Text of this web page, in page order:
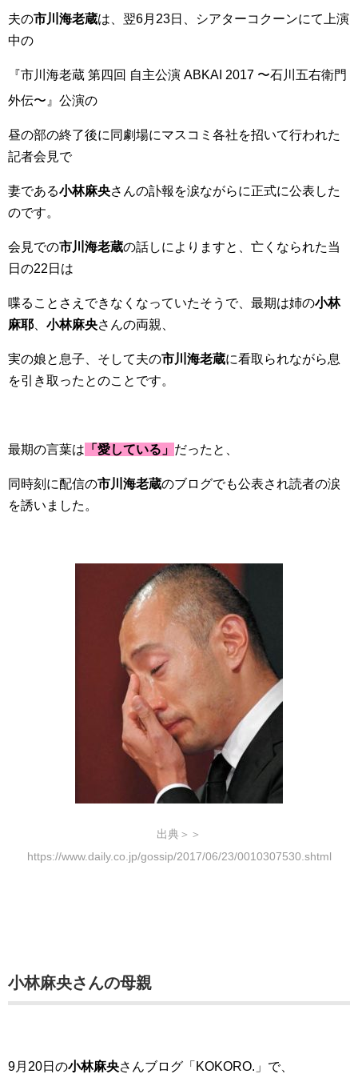
夫の市川海老蔵は、翌6月23日、シアターコクーンにて上演
中の
『市川海老蔵 第四回 自主公演 ABKAI 2017 〜石川五右衛門
外伝〜』公演の
昼の部の終了後に同劇場にマスコミ各社を招いて行われた
記者会見で
妻である小林麻央さんの訃報を涙ながらに正式に公表した
のです。
会見での市川海老蔵の話しによりますと、亡くなられた当
日の22日は
喋ることさえできなくなっていたそうで、最期は姉の小林
麻耶
小林麻央さんの両親、
実の娘と息子、そして夫の市川海老蔵に看取られながら息
を引き取ったとのことです。
最期の言葉は 「愛している」 だったと、
同時刻に配信の市川海老蔵のブログでも公表され読者の涙
を誘いました。
出典＞＞
https://www.daily.co.jp/gossip/2017/06/23/0010307530.shtml
小林麻央さんの母親
9月20日の小林麻央さんブログ「KOKORO.」で、